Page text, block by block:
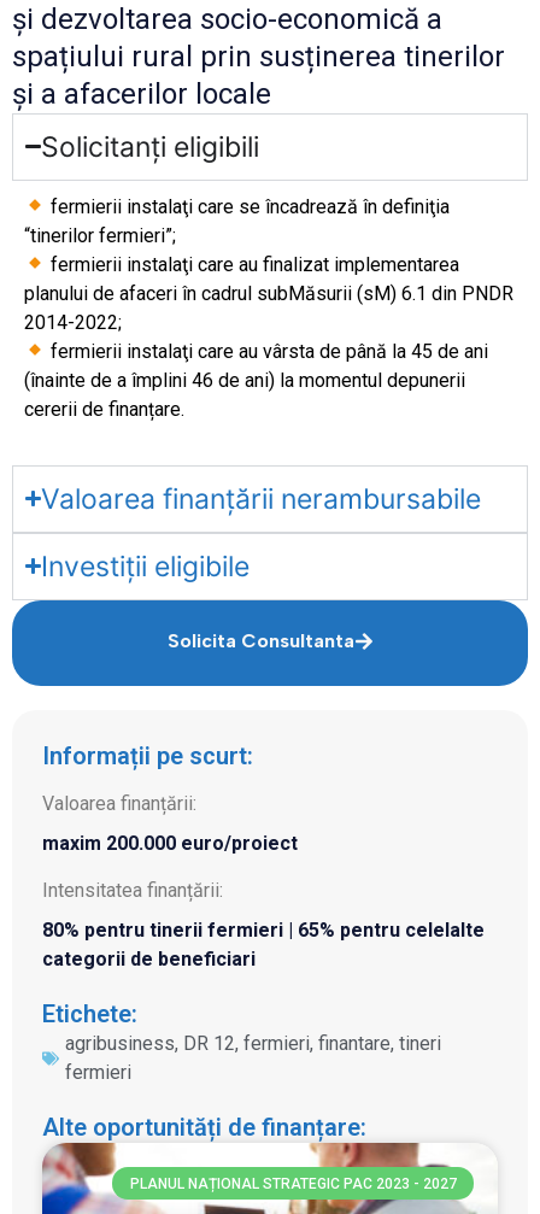
și dezvoltarea socio-economică a
spațiului rural prin susținerea tinerilor
și a afacerilor locale
Solicitanți eligibili
fermierii instalaţi care se încadrează în definiţia
“tinerilor fermieri”;
fermierii instalaţi care au finalizat implementarea
planului de afaceri în cadrul subMăsurii (sM) 6.1 din PNDR
2014-2022;
fermierii instalaţi care au vârsta de până la 45 de ani
(înainte de a împlini 46 de ani) la momentul depunerii
cererii de finanțare.
Valoarea finanțării nerambursabile
Investiții eligibile
Solicita Consultanta
Informații pe scurt:
Valoarea finanțării:
maxim 200.000 euro/proiect
Intensitatea finanțării:
80% pentru tinerii fermieri | 65% pentru celelalte
categorii de beneficiari
Etichete:
agribusiness, DR 12, fermieri, finantare, tineri
fermieri
Alte oportunități de finanțare:
PLANUL NAȚIONAL STRATEGIC PAC 2023 - 2027